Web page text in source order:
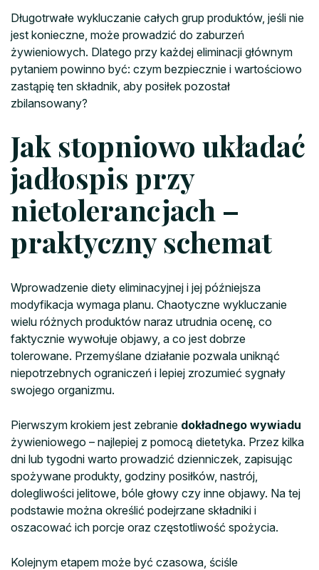
Długotrwałe wykluczanie całych grup produktów, jeśli nie
jest konieczne, może prowadzić do zaburzeń
żywieniowych. Dlatego przy każdej eliminacji głównym
pytaniem powinno być: czym bezpiecznie i wartościowo
zastąpię ten składnik, aby posiłek pozostał
zbilansowany?
Jak stopniowo układać
jadłospis przy
nietolerancjach –
praktyczny schemat
Wprowadzenie diety eliminacyjnej i jej późniejsza
modyfikacja wymaga planu. Chaotyczne wykluczanie
wielu różnych produktów naraz utrudnia ocenę, co
faktycznie wywołuje objawy, a co jest dobrze
tolerowane. Przemyślane działanie pozwala uniknąć
niepotrzebnych ograniczeń i lepiej zrozumieć sygnały
swojego organizmu.
Pierwszym krokiem jest zebranie dokładnego wywiadu
żywieniowego – najlepiej z pomocą dietetyka. Przez kilka
dni lub tygodni warto prowadzić dzienniczek, zapisując
spożywane produkty, godziny posiłków, nastrój,
dolegliwości jelitowe, bóle głowy czy inne objawy. Na tej
podstawie można określić podejrzane składniki i
oszacować ich porcje oraz częstotliwość spożycia.
Kolejnym etapem może być czasowa, ściśle